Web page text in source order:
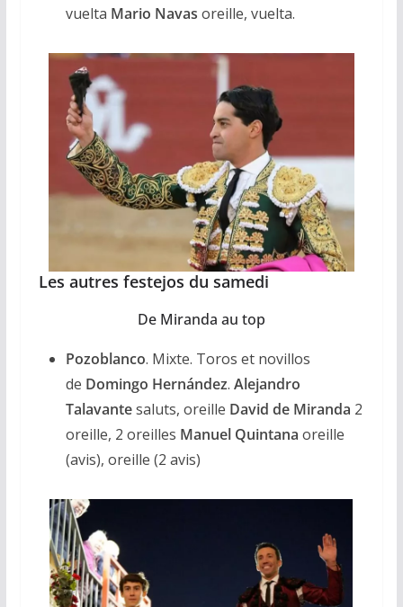
vuelta Mario Navas oreille, vuelta.
Les autres festejos du samedi
De Miranda au top
Pozoblanco. Mixte. Toros et novillos
de Domingo Hernández. Alejandro
Talavantesaluts, oreille David de Miranda 2
oreille, 2 oreilles Manuel Quintana oreille
(avis), oreille (2 avis)